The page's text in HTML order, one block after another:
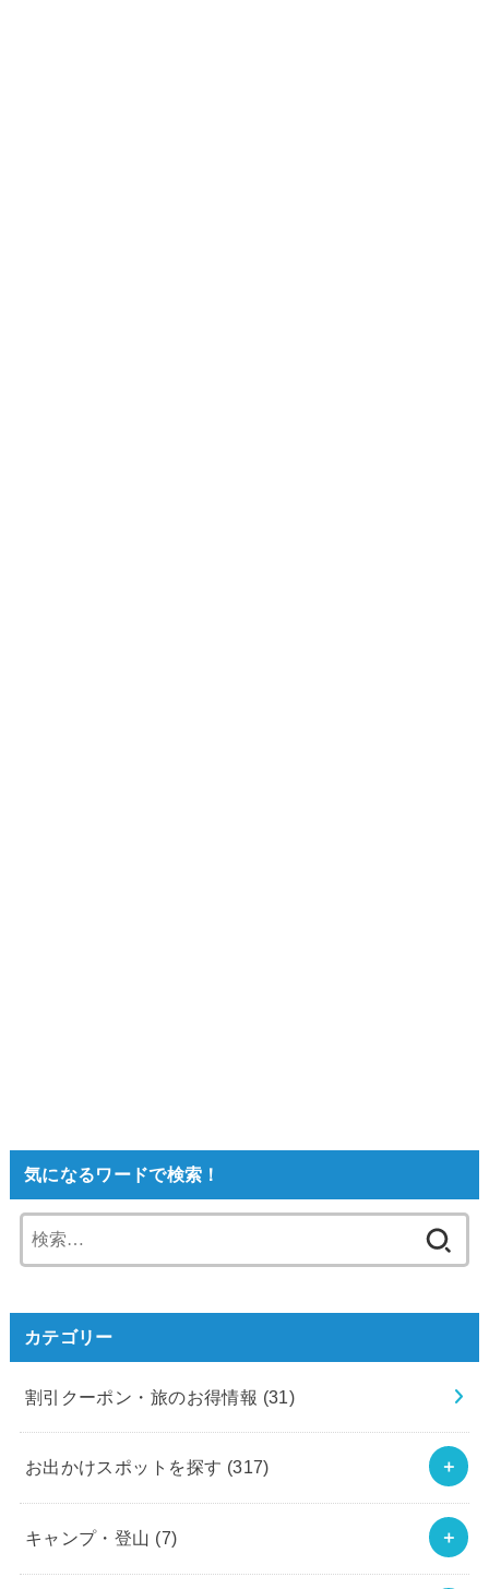
気になるワードで検索！
索:
カテゴリー
割引クーポン・旅のお得情報 (31)
お出かけスポットを探す (317)
キャンプ・登山 (7)